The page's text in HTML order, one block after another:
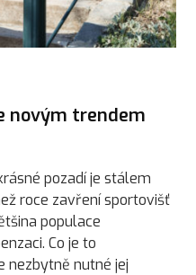
novým trendem
pozadí je stálem
roce zavření sportovišť
populace
Co je to
nezbytně nutné jej